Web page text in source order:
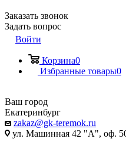
Заказать звонок
Задать вопрос
Войти
Корзина0
Избранные товары0
Ваш город
Екатеринбург
zakaz@gk-teremok.ru
ул. Машинная 42 "А", оф.